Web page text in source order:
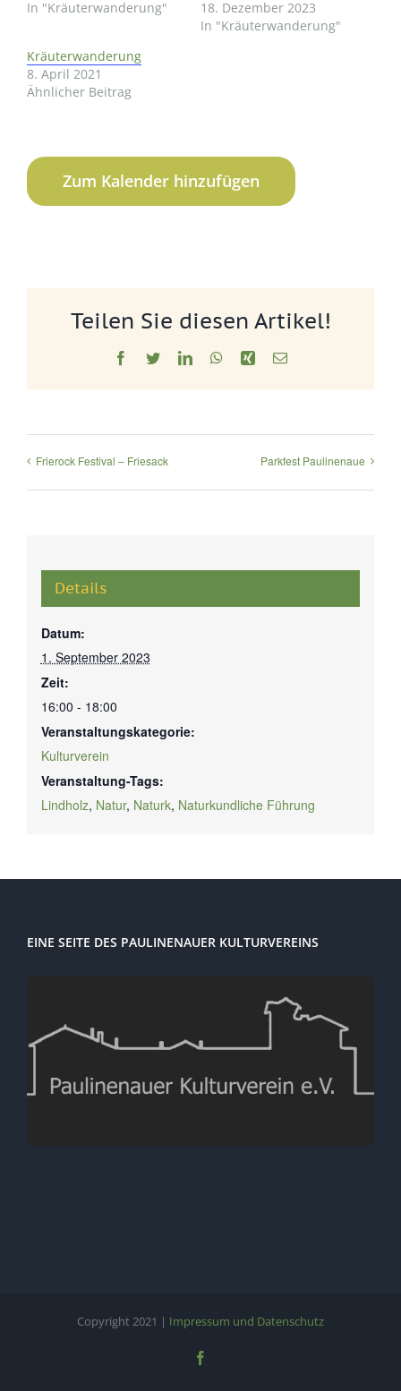
In "Kräuterwanderung"
18. Dezember 2023
In "Kräuterwanderung"
Kräuterwanderung
8. April 2021
Ähnlicher Beitrag
Zum Kalender hinzufügen
Teilen Sie diesen Artikel!
Facebook
TwitterLinkedInWhatsApp
Xing E-
Frierock Festival – Friesack Parkfest Paulinenaue
Details
Datum:
1. September 2023
Zeit:
16:00 - 18:00
Veranstaltungskategorie:
Kulturverein
Veranstaltung-Tags:
Lindholz, Natur, Naturk, Naturkundliche Führung
EINE SEITE DES PAULINENAUER KULTURVEREINS
Copyright 2021 | Impressum und Datenschutz